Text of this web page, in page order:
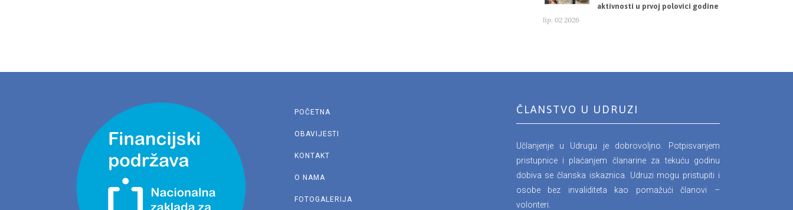
aktivnosti u prvoj polovici godine
lip. 02 2026
POČETNA
OBAVIJESTI
KONTAKT
O NAMA
FOTOGALERIJA
ČLANSTVO U UDRUZI
Učlanjenje u Udrugu je dobrovoljno. Potpisvanjem
pristupnice i plaćanjem članarine za tekuću godinu
dobiva se članska iskaznica. Udruzi mogu pristupiti i
osobe bez invaliditeta kao pomažući članovi –
volonteri.